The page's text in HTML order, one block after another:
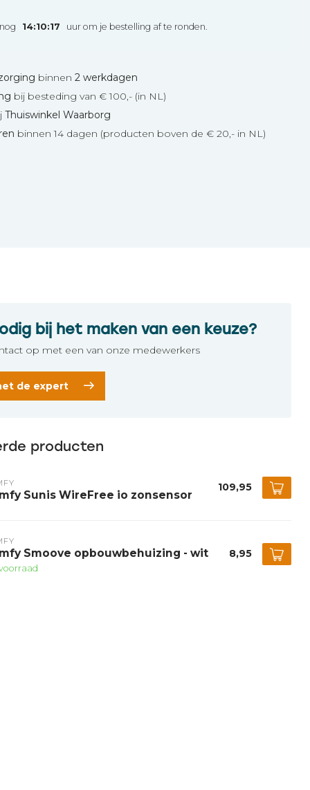
14:10:17 uur om je bestelling af te ronden.
binnen2 werkdagen
bij besteding van € 100,- (in NL)
Thuiswinkel Waarborg
binnen 14 dagen (producten boven de € 20,- in NL)
bij het maken van een keuze?
op met een van onze medewerkers
de expert
producten
Sunis WireFree io zonsensor
109,95
Smoove opbouwbehuizing - wit 8,95